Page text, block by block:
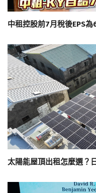
中租控股前7月稅後EPS
太陽能屋頂出租怎麼選？